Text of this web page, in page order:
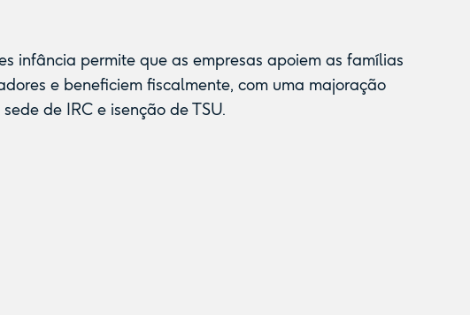
infância permite que as empresas apoiem as famílias
e beneficiem fiscalmente, com uma majoração
de IRC e isenção de TSU.